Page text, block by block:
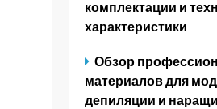
комплектации и
характеристики
Обзор
материалов для
депиляции и